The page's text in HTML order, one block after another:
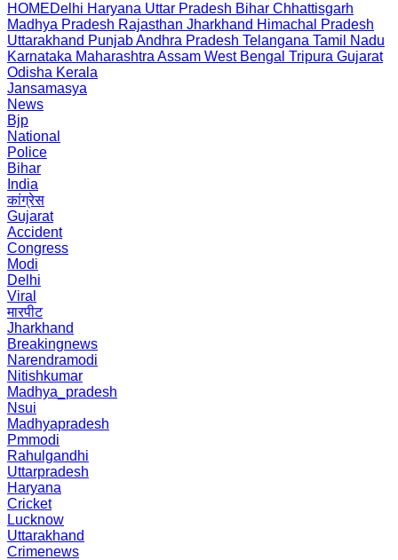
HOMEDelhi Haryana Uttar Pradesh Bihar Chhattisgarh
Madhya Pradesh Rajasthan Jharkhand Himachal Pradesh
Uttarakhand PunjabAndhra Pradesh Telangana Tamil Nadu
Karnataka Maharashtra Assam West Bengal Tripura Gujarat
Odisha Kerala
Jansamasya
News
Bjp
National
Police
Bihar
India
कांग्रेस
Gujarat
Accident
Congress
Modi
Delhi
Viral
मारपीट
Jharkhand
Breakingnews
Narendramodi
Nitishkumar
Madhya_pradesh
Nsui
Madhyapradesh
Pmmodi
Rahulgandhi
Uttarpradesh
Haryana
Cricket
Lucknow
Uttarakhand
Crimenews